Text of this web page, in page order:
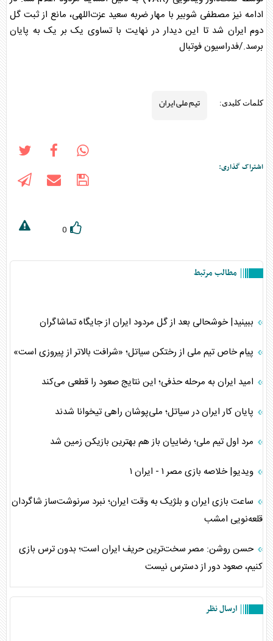
ادامه نیز مصطفی شوبیر با مهار ضربه سعید عزت‌اللهی، مانع از ثبت گل
دوم ایران شد تا این دیدار در نهایت با تساوی یک بر یک به پایان
برسد./فدراسیون فوتبال
کلمات کلیدی: تیم ملی ایران
اشتراک گذاری:
0
مطالب مرتبط
ببینید| خوشحالی بعد از گل مردود ایران از جایگاه تماشاگران
پیام خاص تیم ملی از رختکن سیاتل؛ «شرافت بالاتر از پیروزی است»
امید ایران به مرحله حذفی؛ این نتایج صعود را قطعی می‌کند
پایان کار ایران در سیاتل؛ ملی‌پوشان راهی تیخوانا شدند
مرد اول تیم ملی؛ رضاییان باز هم بهترین بازیکن زمین شد
ویدیو| خلاصه بازی مصر ۱ - ایران ۱
ساعت بازی ایران و بلژیک به وقت ایران؛ نبرد سرنوشت‌ساز شاگردان
قلعه‌نویی امشب
حسن روشن: مصر سخت‌ترین حریف ایران است؛ بدون ترس بازی
کنیم، صعود دور از دسترس نیست
ارسال نظر